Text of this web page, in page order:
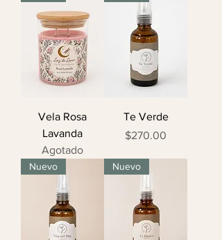
Vela Rosa
Lavanda
Agotado
Te Verde
Precio
$270.00
Nuevo Nuevo